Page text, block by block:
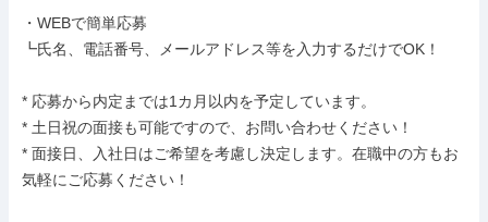
・WEBで簡単応募
┗氏名、電話番号、メールアドレス等を入力するだけでOK！
* 応募から内定までは1カ月以内を予定しています。
* 土日祝の面接も可能ですので、お問い合わせください！
* 面接日、入社日はご希望を考慮し決定します。在職中の方もお
気軽にご応募ください！